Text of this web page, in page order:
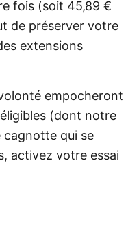
fois (soit 45,89 €
de préserver votre
extensions
empocheront
(dont notre
cagnotte qui se
activez votre essai